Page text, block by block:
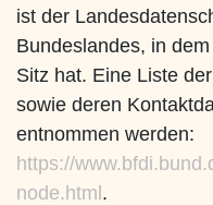
ist der
Bundeslandes, in
Sitz hat. Eine Liste
sowie deren
entnommen werden:
https://
node.html .